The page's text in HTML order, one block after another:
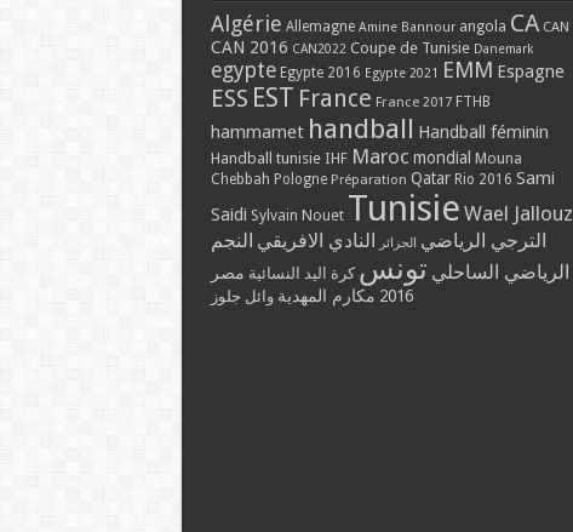
Algérie Allemagne Amine Bannour angola CA CAN
CAN 2016 CAN2022 Coupe de Tunisie Danemark
egypte Egypte 2016 Egypte 2021 EMM Espagne
ESS EST France France 2017 FTHB
hammamet handball Handball féminin
Handball tunisie IHF Maroc mondial Mouna
Chebbah Pologne Préparation Qatar Rio 2016 Sami
Saidi Sylvain Nouet Tunisie Wael Jallouz
الترجي الرياضي الجزائر النادي الافريقي النجم
الرياضي الساحلي تونس كرة اليد النسائية مصر
2016 مكارم المهدية وائل جلوز